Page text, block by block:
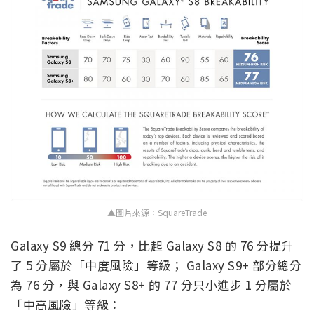
▲圖片來源：SquareTrade
Galaxy S9 總分 71 分，比起 Galaxy S8 的 76 分提升
了 5 分屬於「中度風險」等級； Galaxy S9+ 部分總分
為 76 分，與 Galaxy S8+ 的 77 分只小進步 1 分屬於
「中高風險」等級：